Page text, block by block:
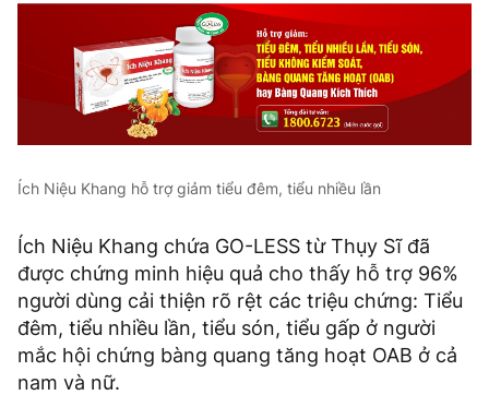
Ích Niệu Khang hỗ trợ giảm tiểu đêm, tiểu nhiều lần
Ích Niệu Khang chứa GO-LESS từ Thụy Sĩ đã
được chứng minh hiệu quả cho thấy hỗ trợ 96%
người dùng cải thiện rõ rệt các triệu chứng: Tiểu
đêm, tiểu nhiều lần, tiểu són, tiểu gấp ở người
mắc hội chứng bàng quang tăng hoạt OAB ở cả
nam và nữ.